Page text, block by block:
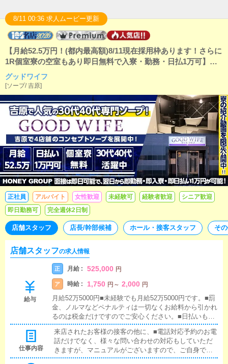
8/11 00:36 求人ムービー更新
【月給52.5万円！(都内最高額)8/11現在採用枠あります！さらに
1R個室寮の空室もあり即日無料で入寮・勤務・日払1万可】全
国的知名度の吉原で人気No1の人妻・熟女ソープ！1R寮無料！
日払毎日可！30代40代活躍中！未経験歓迎！全店喫煙ルーム完
備で煙草休憩有！面接は即日可！吉原で4ブランドのソープを運
営する人気グループです！2年で年収1000万稼げます！店舗ス
タッフ、ウェブデザイナー、カメラマン、レタッチャー、事務
スタッフ、女性講習員を募集中です！この業界は待遇や条件も
幅広いので複数店舗の面接を受けて決めて頂いた方がご自身の
為です。ぜひ当グループへも面接へお越し下さい！
グッドワイフ
[ソープ/吉原]
正社員 アルバイト 女性歓迎 未経験可 経験者歓迎
シニア歓迎
即日勤務可
完全週休2日制
店舗スタッフ 店長/幹部候補 ホール・接客スタッフ そ
店舗スタッフの求人情報
給与
正 月給 : 525,000 円
ア 時給 : 1,750 円 ～ 2,000 円
月給52万5000円■未経験でも月給52万5000円です。■罰
金、ノルマなどペナルティは一切なくお給料から引かれ
るのは税金だけですのでご安心ください。■日払いも入
社初日より1万円が可能ですのでご安心ください。■当
グループはお給料の支払いは銀行振込のみになります。
売上金も全て銀行管理をしておりますのでご了承くださ
い。日払いは現金払いになります。
仕事内容
来店されたお客様の接客の他に、■電話対応予約のお電
話だけでなく、様々な問い合わせの対応もしていただ
きますが、マニュアルがございますので、ご自身で考
えて返答するといった難しい内容はございません。■サ